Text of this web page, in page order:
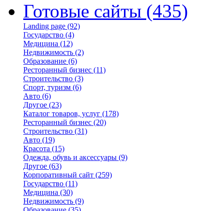
Готовые сайты (435)
Landing page (92)
Государство (4)
Медицина (12)
Недвижимость (2)
Образование (6)
Ресторанный бизнес (11)
Строительство (3)
Спорт, туризм (6)
Авто (6)
Другое (23)
Каталог товаров, услуг (178)
Ресторанный бизнес (20)
Строительство (31)
Авто (19)
Красота (15)
Одежда, обувь и аксессуары (9)
Другое (63)
Корпоративный сайт (259)
Государство (11)
Медицина (30)
Недвижимость (9)